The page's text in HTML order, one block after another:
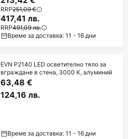
RRP251,09 €
417,41 лв.
RRP491,09 лв.
Време за доставка: 11 - 16 дни
EVN P2140 LED осветително тяло за
вграждане в стена, 3000 K, алуминий
63,48 €
124,16 лв.
Време за доставка: 11 - 16 дни